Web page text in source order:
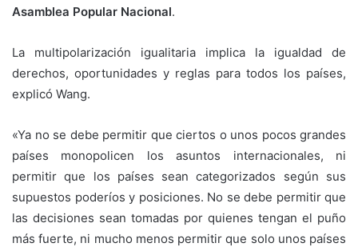
Asamblea Popular Nacional.
La multipolarización igualitaria implica la igualdad de
derechos, oportunidades y reglas para todos los países,
explicó Wang.
«Ya no se debe permitir que ciertos o unos pocos grandes
países monopolicen los asuntos internacionales, ni
permitir que los países sean categorizados según sus
supuestos poderíos y posiciones. No se debe permitir que
las decisiones sean tomadas por quienes tengan el puño
más fuerte, ni mucho menos permitir que solo unos países